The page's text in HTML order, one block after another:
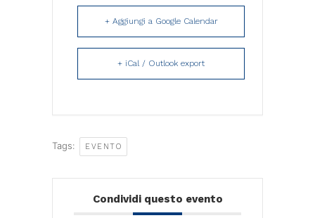
+ Aggiungi a Google Calendar
+ iCal / Outlook export
Tags: EVENTO
Condividi questo evento